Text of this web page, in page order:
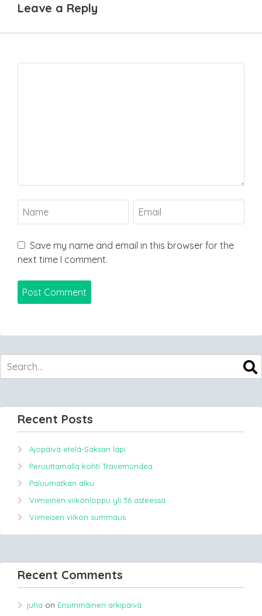
Leave a Reply
Save my name and email in this browser for the
next time I comment.
Recent Posts
Ajopäivä etelä-Saksan läpi
Peruuttamalla kohti Travemündea
Paluumatkan alku
Viimeinen viikonloppu yli 36 asteessa.
Viimeisen viikon summaus
Recent Comments
juha on Ensimmäinen arkipäivä